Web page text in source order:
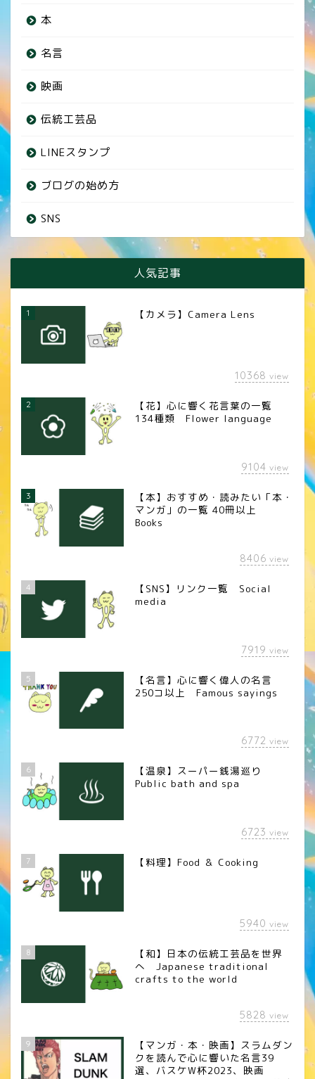
本
名言
映画
伝統工芸品
LINEスタンプ
ブログの始め方
SNS
人気記事
1 【カメラ】Camera Lens
10368 view
2
【花】心に響く花言葉の一覧
134種類 Flower language
9104 view
3
【本】おすすめ・読みたい「本・
マンガ」の一覧 40冊以上
Books
8406 view
4
【SNS】リンク一覧 Social
media
7919 view
5
【名言】心に響く偉人の名言
250コ以上 Famous sayings
6772 view
6
【温泉】スーパー銭湯巡り
Public bath and spa
6723 view
7 【料理】Food ＆ Cooking
5940 view
8
【和】日本の伝統工芸品を世界
へ Japanese traditional
crafts to the world
5828 view
9
【マンガ・本・映画】スラムダン
クを読んで心に響いた名言39
選、バスケW杯2023、映画